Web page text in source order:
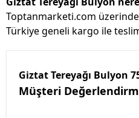
Toptanmarketi.com
Türkiye geneli kargo ile
Giztat Tereyağı Bulyon
Müşteri